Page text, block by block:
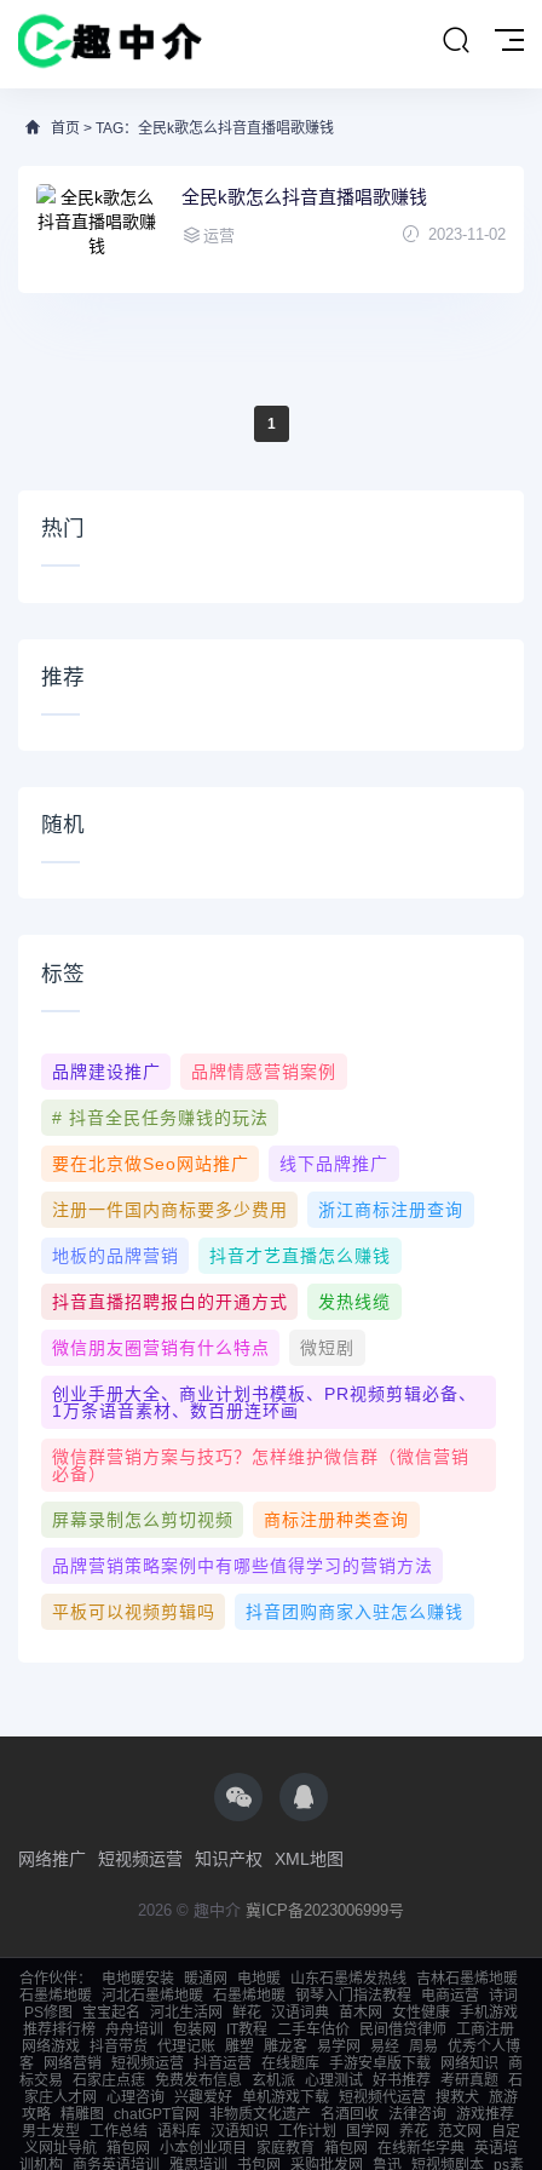
首页 > TAG：全民k歌怎么抖音直播唱歌赚钱
全民k歌怎么抖音直播唱歌赚钱
运营 2023-11-02
1
热门
推荐
随机
标签
品牌建设推广 品牌情感营销案例
# 抖音全民任务赚钱的玩法
要在北京做seo网站推广 线下品牌推广
注册一件国内商标要多少费用 浙江商标注册查询
地板的品牌营销 抖音才艺直播怎么赚钱
抖音直播招聘报白的开通方式 发热线缆
微信朋友圈营销有什么特点 微短剧
创业手册大全、商业计划书模板、PR视频剪辑必备、
1万条语音素材、数百册连环画
微信群营销方案与技巧？怎样维护微信群（微信营销
必备）
屏幕录制怎么剪切视频 商标注册种类查询
品牌营销策略案例中有哪些值得学习的营销方法
平板可以视频剪辑吗 抖音团购商家入驻怎么赚钱
网络推广 短视频运营 知识产权 XML地图
2026 © 趣中介 冀ICP备2023006999号
合作伙伴： 电地暖安装 暖通网 电地暖 山东石墨烯发热线
吉林石墨烯地暖
石墨烯地暖
河北石墨烯地暖 石墨烯地暖 钢琴入门指法教程 电商运营
诗词
PS修图
宝宝起名 河北生活网 鲜花 汉语词典 苗木网 女性健康 手机游戏
推荐排行榜
舟舟培训 包装网 IT教程 二手车估价 民间借贷律师
工商注册
网络游戏 抖音带货 代理记账 雕塑 雕龙客 易学网 易经 周易
优秀个人博
客
网络营销 短视频运营 抖音运营 在线题库 手游安卓版下载 网络知识
商
标交易
石家庄点痣 免费发布信息 玄机派 心理测试 好书推荐 考研真题 石
家庄人才网
心理咨询 兴趣爱好 单机游戏下载 短视频代运营 搜救犬 旅游
攻略 精雕图 chatGPT官网 非物质文化遗产 名酒回收 法律咨询 游戏推荐
男士发型
工作总结 语料库 汉语知识 工作计划 国学网 养花 范文网
自定
义网址导航 箱包网 小本创业项目 家庭教育 箱包网 在线新华字典 英语培
训机构
商务英语培训 雅思培训 书包网 采购批发网 鲁迅 短视频剧本 ps素